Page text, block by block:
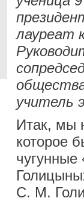
лауреат
учитель
Итак, мы
которое
С. М.